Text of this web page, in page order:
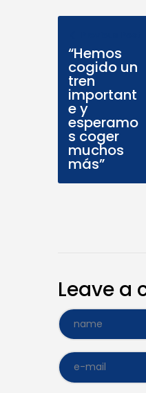
“Hemos
cogido un
tren
important
e y
esperamo
s coger
muchos
más”
Leave a